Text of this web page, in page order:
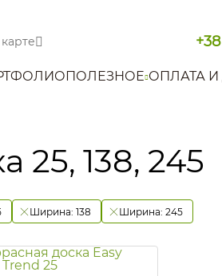
ПОЛЕЗНОЕ ОПЛАТА И
25, 138, 245
Ширина: 138 Ширина: 245